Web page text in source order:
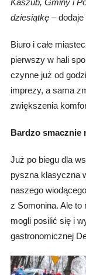
dziesiątkę –
Biuro i całe
pierwszy w hali
czynne już od
imprezy, a sama
zwiększenia
Bardzo smacznie
Już po biegu dla
pyszna klasyczna
naszego
z Somonina. Ale
mogli posilić się i
gastronomicznej